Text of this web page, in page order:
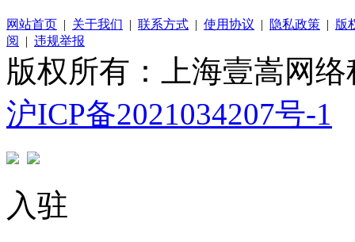
网站首页 | 关于我们 | 联系方式 | 使用协议 | 隐私政策 | 版
阅
| 违规举报
版权所有：上海壹嵩网
沪ICP备2021034207号-1
入驻